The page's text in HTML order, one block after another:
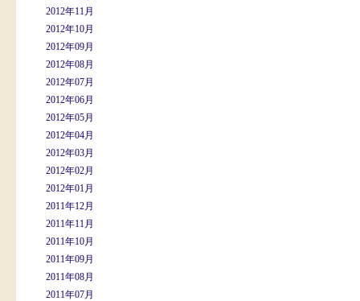
2012年11月
2012年10月
2012年09月
2012年08月
2012年07月
2012年06月
2012年05月
2012年04月
2012年03月
2012年02月
2012年01月
2011年12月
2011年11月
2011年10月
2011年09月
2011年08月
2011年07月